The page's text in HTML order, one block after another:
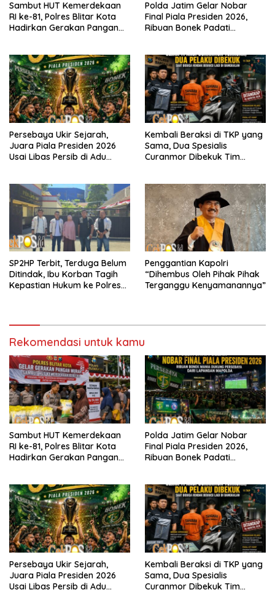
Sambut HUT Kemerdekaan
RI ke-81, Polres Blitar Kota
Hadirkan Gerakan Pangan
Polda Jatim Gelar Nobar
Final Piala Presiden 2026,
Ribuan Bonek Padati
Persebaya Ukir Sejarah,
Juara Piala Presiden 2026
Usai Libas Persib di Adu
Kembali Beraksi di TKP yang
Sama, Dua Spesialis
Curanmor Dibekuk Tim
SP2HP Terbit, Terduga Belum
Ditindak, Ibu Korban Tagih
Kepastian Hukum ke Polres
Penggantian Kapolri
“Dihembus Oleh Pihak Pihak
Terganggu Kenyamanannya”
Rekomendasi untuk kamu
Sambut HUT Kemerdekaan
RI ke-81, Polres Blitar Kota
Hadirkan Gerakan Pangan
Polda Jatim Gelar Nobar
Final Piala Presiden 2026,
Ribuan Bonek Padati
Persebaya Ukir Sejarah,
Juara Piala Presiden 2026
Usai Libas Persib di Adu
Kembali Beraksi di TKP yang
Sama, Dua Spesialis
Curanmor Dibekuk Tim